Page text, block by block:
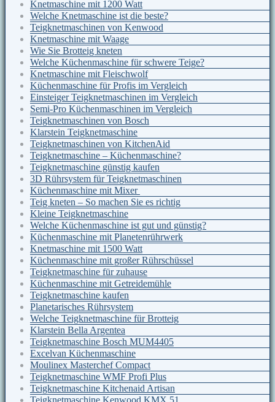
Knetmaschine mit 1200 Watt
Welche Knetmaschine ist die beste?
Teigknetmaschinen von Kenwood
Knetmaschine mit Waage
Wie Sie Brotteig kneten
Welche Küchenmaschine für schwere Teige?
Knetmaschine mit Fleischwolf
Küchenmaschine für Profis im Vergleich
Einsteiger Teigknetmaschinen im Vergleich
Semi-Pro Küchenmaschinen im Vergleich
Teigknetmaschinen von Bosch
Klarstein Teigknetmaschine
Teigknetmaschinen von KitchenAid
Teigknetmaschine – Küchenmaschine?
Teigknetmaschine günstig kaufen
3D Rührsystem für Teigknetmaschinen
Küchenmaschine mit Mixer
Teig kneten – So machen Sie es richtig
Kleine Teigknetmaschine
Welche Küchenmaschine ist gut und günstig?
Küchenmaschine mit Planetenrührwerk
Knetmaschine mit 1500 Watt
Küchenmaschine mit großer Rührschüssel
Teigknetmaschine für zuhause
Küchenmaschine mit Getreidemühle
Teigknetmaschine kaufen
Planetarisches Rührsystem
Welche Teigknetmaschine für Brotteig
Klarstein Bella Argentea
Teigknetmaschine Bosch MUM4405
Excelvan Küchenmaschine
Moulinex Masterchef Compact
Teigknetmaschine WMF Profi Plus
Teigknetmaschine Kitchenaid Artisan
Teigknetmaschine Kenwood KMX 51